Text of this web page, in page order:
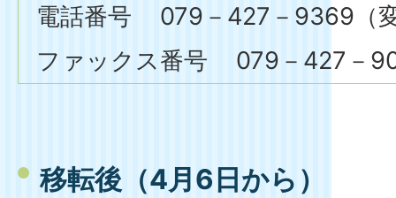
電話番号 079－427－9369（
ファックス番号 079－427－
移転後（4月6日から ）